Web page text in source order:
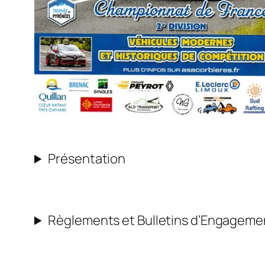
Présentation
Règlements et Bulletins